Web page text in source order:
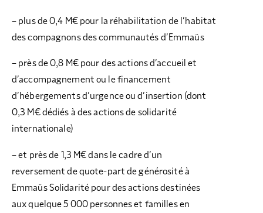
– plus de 0,4 M€ pour la réhabilitation de l’habitat
des compagnons des communautés d’Emmaüs
– près de 0,8 M€ pour des actions d’accueil et
d’accompagnement ou le financement
d’hébergements d’urgence ou d’insertion (dont
0,3 M€ dédiés à des actions de solidarité
internationale)
– et près de 1,3 M€ dans le cadre d’un
reversement de quote-part de générosité à
Emmaüs Solidarité pour des actions destinées
aux quelque 5 000 personnes et familles en